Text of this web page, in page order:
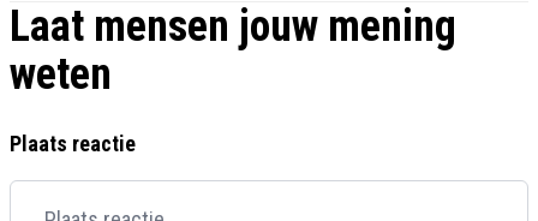
Laat mensen jouw mening
weten
Plaats reactie